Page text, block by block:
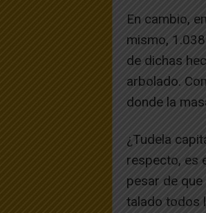
En cambio,
mismo,
de dichas
arbolado.
donde la
¿Tudela
respecto, es
pesar de
talado todos